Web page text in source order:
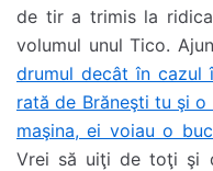
de tir a trimis la
volumul unul Tico.
drumul decât în cazul
rată de Brăneşti tu şi
maşina, ei voiau o
Vrei să uiţi de toţi şi